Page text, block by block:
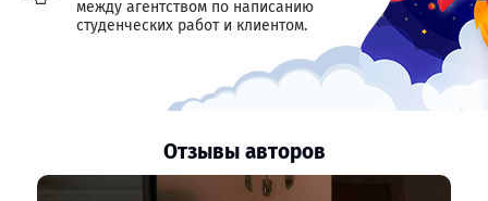
между агентством по написанию
студенческих работ и клиентом.
Отзывы авторов